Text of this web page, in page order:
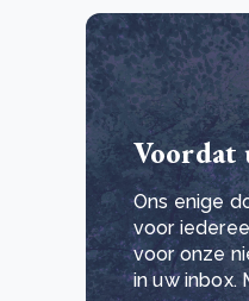
Voordat
Ons enige
voor
voor onze
in uw inbox.